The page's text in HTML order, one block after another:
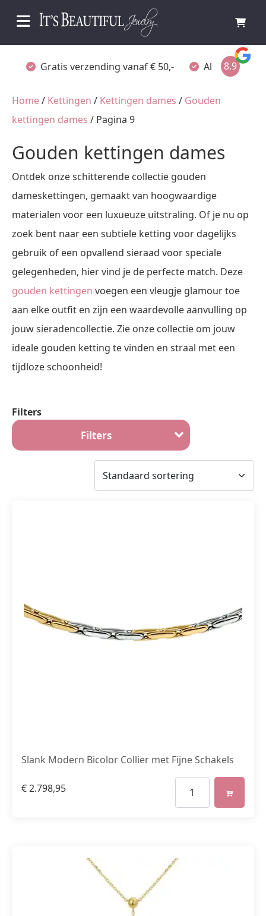
Gratis verzending vanaf € 50,- Altijd verpakt
8.9
Home/ Kettingen / Kettingen dames / Gouden
kettingen dames / Pagina 9
Gouden kettingen dames
Ontdek onze schitterende collectie gouden
dameskettingen, gemaakt van hoogwaardige
materialen voor een luxueuze uitstraling. Of je nu op
zoek bent naar een subtiele ketting voor dagelijks
gebruik of een opvallend sieraad voor speciale
gelegenheden, hier vind je de perfecte match. Deze
gouden kettingen voegen een vleugje glamour toe
aan elke outfit en zijn een waardevolle aanvulling op
jouw sieradencollectie. Zie onze collectie om jouw
ideale gouden ketting te vinden en straal met een
tijdloze schoonheid!
Filters
Filters
Slank Modern Bicolor Collier met Fijne Schakels
€2.798,95